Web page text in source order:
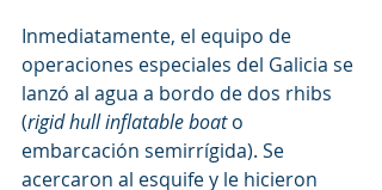
Inmediatamente, el equipo de
operaciones especiales del Galicia se
lanzó al agua a bordo de dos rhibs
(rigid hull inflatable boat o
embarcación semirrígida). Se
acercaron al esquife y le hicieron